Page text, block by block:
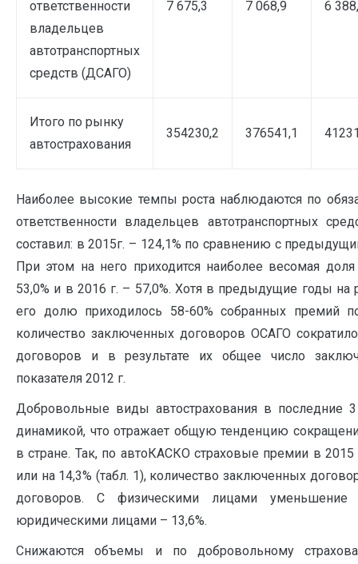
ответственности
владельцев
автотранспортных
средств (ДСАГО)
7 675,3 7 068,9 6
Итого по рынку
автострахования
354230,2 376541,1
Наиболее высокие темпы роста наблюдаются по
ответственности владельцев автотранспортных
составил: в 2015г. – 124,1% по сравнению с
При этом на него приходится наиболее весомая
53,0% и в 2016 г. – 57,0%. Хотя в предыдущие годы
его долю приходилось 58-60% собранных премий
количество заключенных договоров ОСАГО
договоров и в результате их общее число
показателя 2012 г.
Добровольные виды автострахования в последние
динамикой, что отражает общую тенденцию
в стране. Так, по автоКАСКО страховые премии в
или на 14,3% (табл. 1), количество заключенных
договоров. С физическими лицами
юридическими лицами – 13,6%.
Снижаются объемы и по добровольному